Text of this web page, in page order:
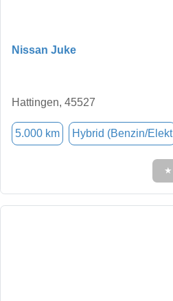
Nissan Juke
Hattingen, 45527
5.000 km Hybrid (Benzin/Elekt
★